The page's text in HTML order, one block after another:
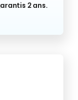
2 ans.